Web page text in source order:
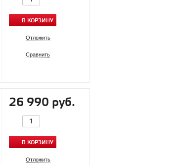
В КОРЗИНУ
Отложить
Сравнить
26 990 руб.
В КОРЗИНУ
Отложить